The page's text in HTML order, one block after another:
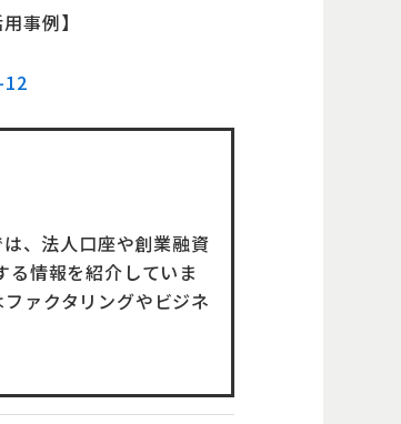
事例】
、法人口座や創業融資
情報を紹介していま
ファクタリングやビジネ